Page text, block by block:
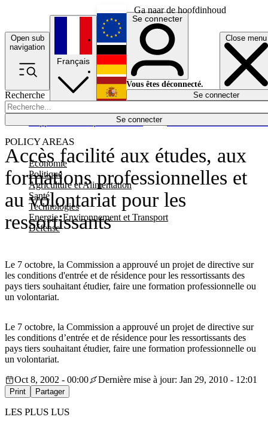
Ga naar de hoofdinhoud
Open sub
navigation
Close menu
Recherche
Se connecter
POLICY AREAS
Economie
Politique
Agriculture et Alimentation
Santé
Technologies
Energie, Environnement et Transport
Défense
Économie
Français
English
Deutsch
Español
Se connecter
Vous êtes déconnecté.
Se connecter
Accès facilité aux études, aux
formations professionnelles et
au volontariat pour les
ressortissants
Le 7 octobre, la Commission a approuvé un projet de directive sur
les conditions d'entrée et de résidence pour les ressortissants des
pays tiers souhaitant étudier, faire une formation professionnelle ou
un volontariat.
Le 7 octobre, la Commission a approuvé un projet de directive sur
les conditions d’entrée et de résidence pour les ressortissants des
pays tiers souhaitant étudier, faire une formation professionnelle ou
un volontariat.
Oct 8, 2002 - 00:00
Dernière mise à jour: Jan 29, 2010 - 12:01
Print Partager
LES PLUS LUS